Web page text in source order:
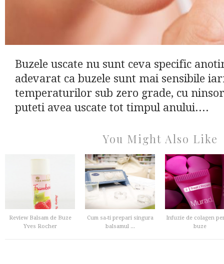
Buzele uscate nu sunt ceva specific
adevarat ca buzele sunt mai sensibile
temperaturilor sub zero grade, cu
puteti avea uscate tot timpul anului....
You Might Also Like
Review Balsam de Buze
Yves Rocher
Cum sa-ti prepari singura
balsamul ...
Infuzie de colagen
buze